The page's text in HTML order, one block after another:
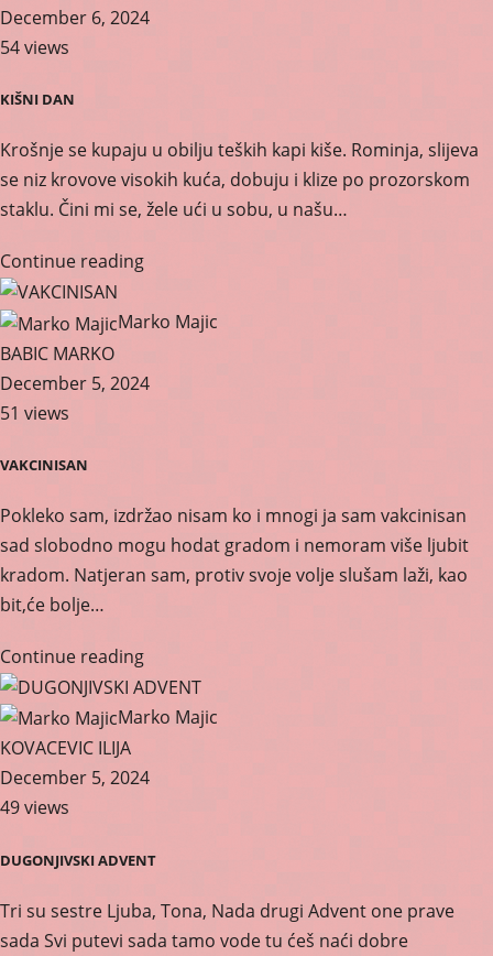
December 6, 2024
54 views
KIŠNI DAN
Krošnje se kupaju u obilju teških kapi kiše. Rominja, slijeva
se niz krovove visokih kuća, dobuju i klize po prozorskom
staklu. Čini mi se, žele ući u sobu, u našu…
Continue reading
Marko Majic
BABIC MARKO
December 5, 2024
51 views
VAKCINISAN
Pokleko sam, izdržao nisam ko i mnogi ja sam vakcinisan
sad slobodno mogu hodat gradom i nemoram više ljubit
kradom. Natjeran sam, protiv svoje volje slušam laži, kao
bit,će bolje…
Continue reading
Marko Majic
KOVACEVIC ILIJA
December 5, 2024
49 views
DUGONJIVSKI ADVENT
Tri su sestre Ljuba, Tona, Nada drugi Advent one prave
sada Svi putevi sada tamo vode tu ćeš naći dobre